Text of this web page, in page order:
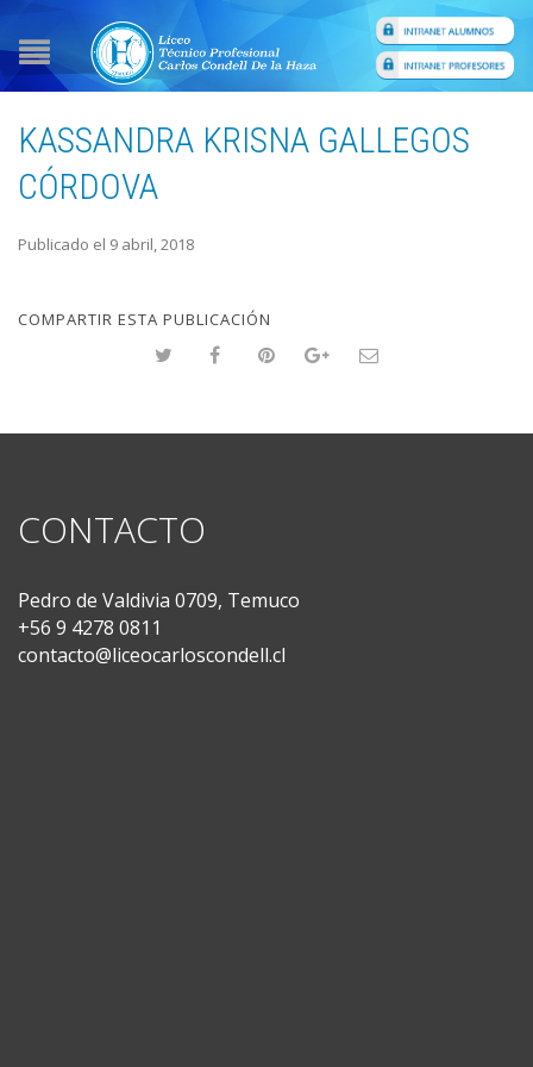
KASSANDRA KRISNA GALLEGOS
CÓRDOVA
Publicado el 9 abril, 2018
COMPARTIR ESTA PUBLICACIÓN
CONTACTO
Pedro de Valdivia 0709, Temuco
+56 9 4278 0811
contacto@liceocarloscondell.cl